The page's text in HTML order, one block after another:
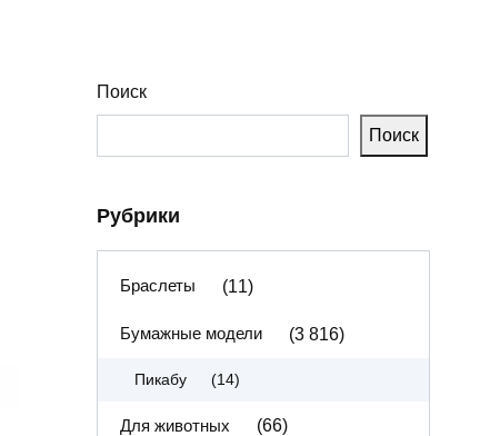
Поиск
Поиск
Рубрики
Браслеты (11)
Бумажные модели (3 816)
Пикабу (14)
Для животных (66)